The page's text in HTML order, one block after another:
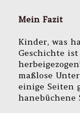
Mein Fazit
Kinder, was
Geschichte
maßlose
einige Seiten
hanebüchene